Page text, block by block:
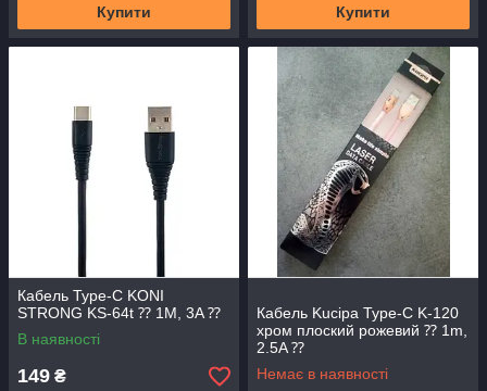
Купити Купити
Кабель Type-C KONI
STRONG KS-64t ⁇ 1M, 3A ⁇
В наявності
149 ₴
Кабель Kucipa Type-C K-120
хром плоский рожевий ⁇ 1m,
2.5A ⁇
Немає в наявності